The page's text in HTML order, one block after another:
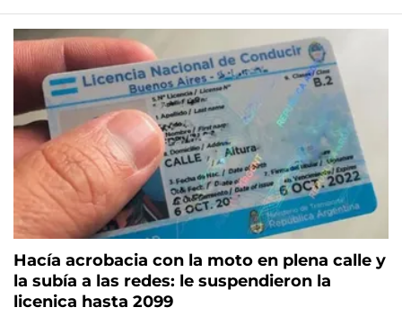
Hacía acrobacia con la moto en plena calle y
la subía a las redes: le suspendieron la
licenica hasta 2099